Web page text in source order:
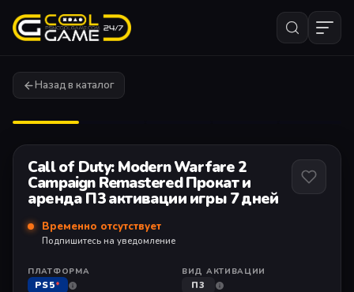
Назад в каталог
Call of Duty: Modern Warfare 2
Campaign Remastered Прокат и
аренда П3 активации игры 7 дней
Временно отсутствует
Подпишитесь на уведомление
ПЛАТФОРМА
PS5*
ВИД АКТИВАЦИИ
П3